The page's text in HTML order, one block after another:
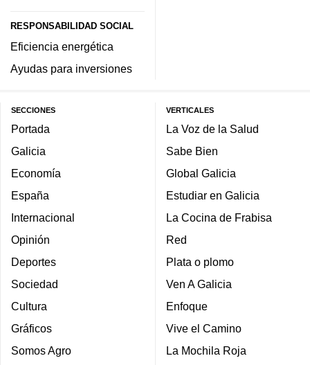
RESPONSABILIDAD SOCIAL
Eficiencia energética
Ayudas para inversiones
SECCIONES
Portada
Galicia
Economía
España
Internacional
Opinión
Deportes
Sociedad
Cultura
Gráficos
Somos Agro
VERTICALES
La Voz de la Salud
Sabe Bien
Global Galicia
Estudiar en Galicia
La Cocina de Frabisa
Red
Plata o plomo
Ven A Galicia
Enfoque
Vive el Camino
La Mochila Roja